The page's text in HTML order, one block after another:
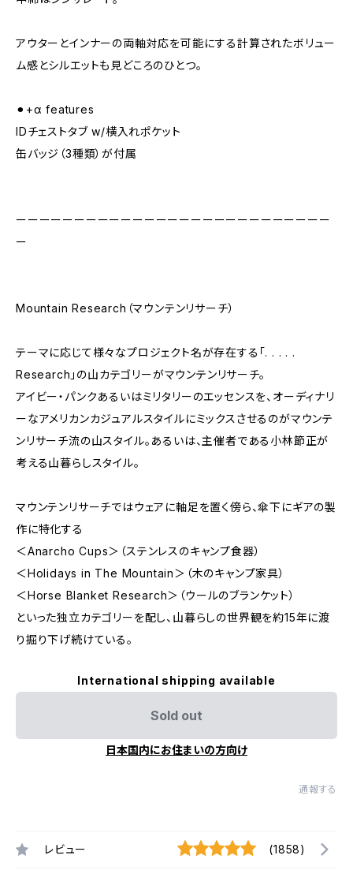
アウターとインナーの両軸対応を可能にする計算されたボリュー
ム感とシルエットも見どころのひとつ。
⚫︎+α features
IDチェストタブ w/横入れポケット
缶バッジ（3種類）が付属
ーーーーーーーーーーーーーーーーーーーーーーーーーーー
ー
Mountain Research（マウンテンリサーチ）
テーマに応じて様々なプロジェクト名が存在する「. . . . .
Research」の山カテゴリーがマウンテンリサーチ。
アイビー・パンクあるいはミリタリーのエッセンスを、オーディナリ
ーなアメリカンカジュアルスタイルにミックスさせるのがマウンテ
ンリサーチ流の山スタイル。あるいは、主催者である小林節正が
考える山暮らしスタイル。
マウンテンリサーチではウェアに軸足を置く傍ら、傘下にギアの製
作に特化する
＜Anarcho Cups＞（ステンレスのキャンプ食器）
＜Holidays in The Mountain＞（木のキャンプ家具）
＜Horse Blanket Research＞（ウールのブランケット）
といった独立カテゴリーを配し、山暮らしの世界観を約15年に渡
り掘り下げ続けている。
International shipping available
Sold out
日本国内にお住まいの方向け
通報する
レビュー (1858)